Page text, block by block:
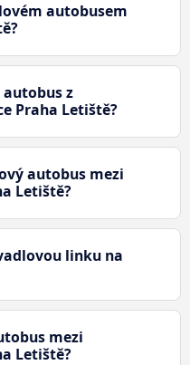
autobusem
z
Praha Letiště?
autobus mezi
Letiště?
linku na
mezi
Letiště?